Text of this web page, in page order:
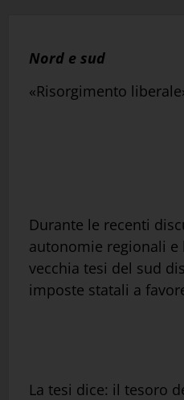
Nord e sud
«Risorgimento
Durante le recenti
autonomie regionali
vecchia tesi del sud
imposte statali a
La tesi dice: il tesoro